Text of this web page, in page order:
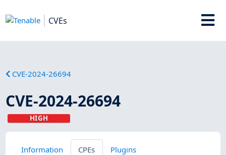
CVEs
CVE-2024-26694
CVE-2024-26694
HIGH
Information CPEs Plugins